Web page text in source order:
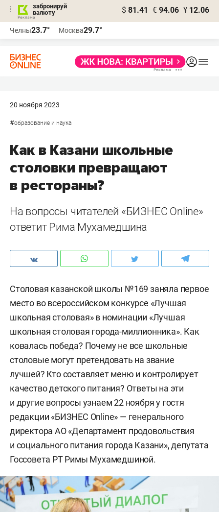
забронируй
валюту
$ 81.41 € 94.06 ¥ 12.06
Челны23.7° Москва29.7°
20 ноября 2023
#образование и наука
Как в Казани школьные
столовки превращают
в рестораны?
На вопросы читателей «БИЗНЕС Online»
ответит Рима Мухамедшина
Столовая казанской школы №169 заняла первое
место во всероссийском конкурсе «Лучшая
школьная столовая» в номинации «Лучшая
школьная столовая города-миллионника». Как
ковалась победа? Почему не все школьные
столовые могут претендовать на звание
лучшей? Кто составляет меню и контролирует
качество детского питания? Ответы на эти
и другие вопросы узнаем 22 ноября у гостя
редакции «БИЗНЕС Online» — генерального
директора АО «Департамент продовольствия
и социального питания города Казани», депутата
Госсовета РТ Римы Мухамедшиной.